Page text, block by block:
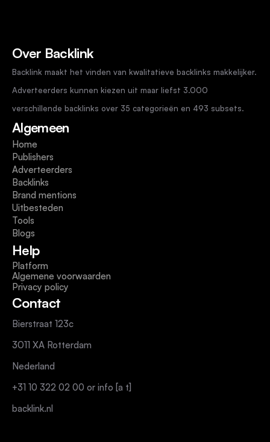
Over Backlink
Backlink maakt het vinden van kwalitatieve backlinks makkelijker.
Adverteerders kunnen kiezen uit maar liefst 3.000
verschillende backlinks over 35 categorieën en 493 subsets.
Algemeen
Home
Publishers
Adverteerders
Backlinks
Brand mentions
Uitbesteden
Tools
Blogs
Help
Platform
Algemene voorwaarden
Privacy policy
Contact
Bierstraat 123c
3011 XA Rotterdam
Nederland
+31 10 322 02 00 or info [a t]
backlink.nl